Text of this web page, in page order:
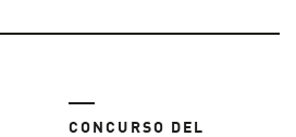
CONCURSO DEL